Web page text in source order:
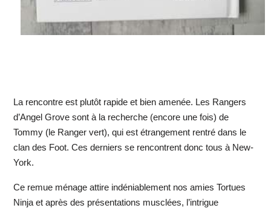
La rencontre est plutôt rapide et bien amenée. Les Rangers
d’Angel Grove sont à la recherche (encore une fois) de
Tommy (le Ranger vert), qui est étrangement rentré dans le
clan des Foot. Ces derniers se rencontrent donc tous à New-
York.
Ce remue ménage attire indéniablement nos amies Tortues
Ninja et après des présentations musclées, l’intrigue